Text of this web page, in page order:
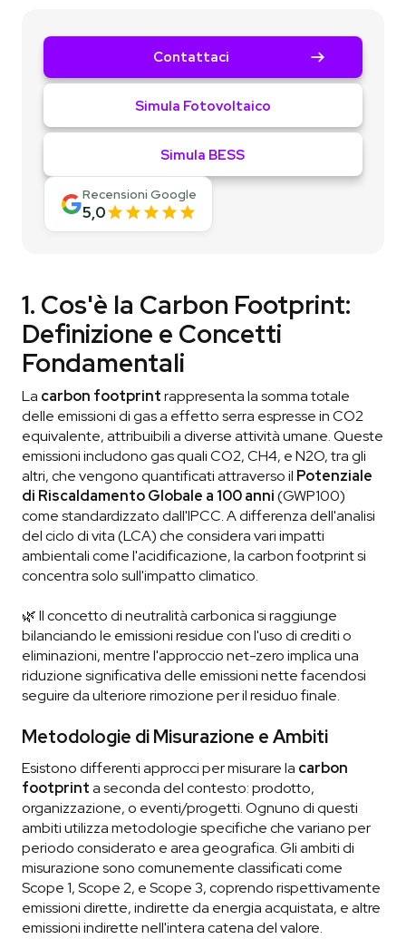
Contattaci
Simula Fotovoltaico
Simula BESS
Recensioni Google
5,0
1. Cos'è la Carbon Footprint:
Definizione e Concetti
Fondamentali
La carbon footprintrappresenta la somma totale
delle emissioni di gas a effetto serra espresse in CO2
equivalente, attribuibili a diverse attività umane. Queste
emissioni includono gas quali CO2, CH4, e N2O, tra gli
altri, che vengono quantificati attraverso il Potenziale
di Riscaldamento Globale a 100 anni(GWP100)
come standardizzato dall'IPCC. A differenza dell'analisi
del ciclo di vita (LCA) che considera vari impatti
ambientali come l'acidificazione, la carbon footprint si
concentra solo sull'impatto climatico.
🌿 Il concetto di neutralità carbonica si raggiunge
bilanciando le emissioni residue con l'uso di crediti o
eliminazioni, mentre l'approccio net-zero implica una
riduzione significativa delle emissioni nette facendosi
seguire da ulteriore rimozione per il residuo finale.
Metodologie di Misurazione e Ambiti
Esistono differenti approcci per misurare la carbon
footprinta seconda del contesto: prodotto,
organizzazione, o eventi/progetti. Ognuno di questi
ambiti utilizza metodologie specifiche che variano per
periodo considerato e area geografica. Gli ambiti di
misurazione sono comunemente classificati come
Scope 1, Scope 2, e Scope 3, coprendo rispettivamente
emissioni dirette, indirette da energia acquistata, e altre
emissioni indirette nell'intera catena del valore.